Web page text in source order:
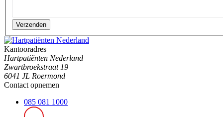
Verzenden
Kantooradres
Hartpatiënten Nederland
Zwartbroekstraat 19
6041 JL Roermond
Contact opnemen
085 081 1000